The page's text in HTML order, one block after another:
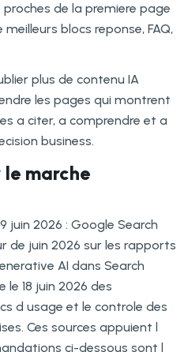
de la premiere page
blocs reponse, FAQ,
plus de contenu IA
les pages qui montrent
a citer, a comprendre et a
business.
le marche
juin 2026 : Google Search
de juin 2026 sur les rapports
AI dans Search
le 18 juin 2026 des
d usage et le controle des
Ces sources appuient l
ci-dessous sont l